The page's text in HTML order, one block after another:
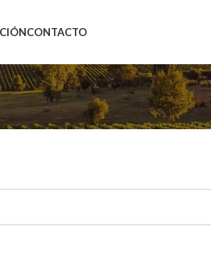
CONTACTO